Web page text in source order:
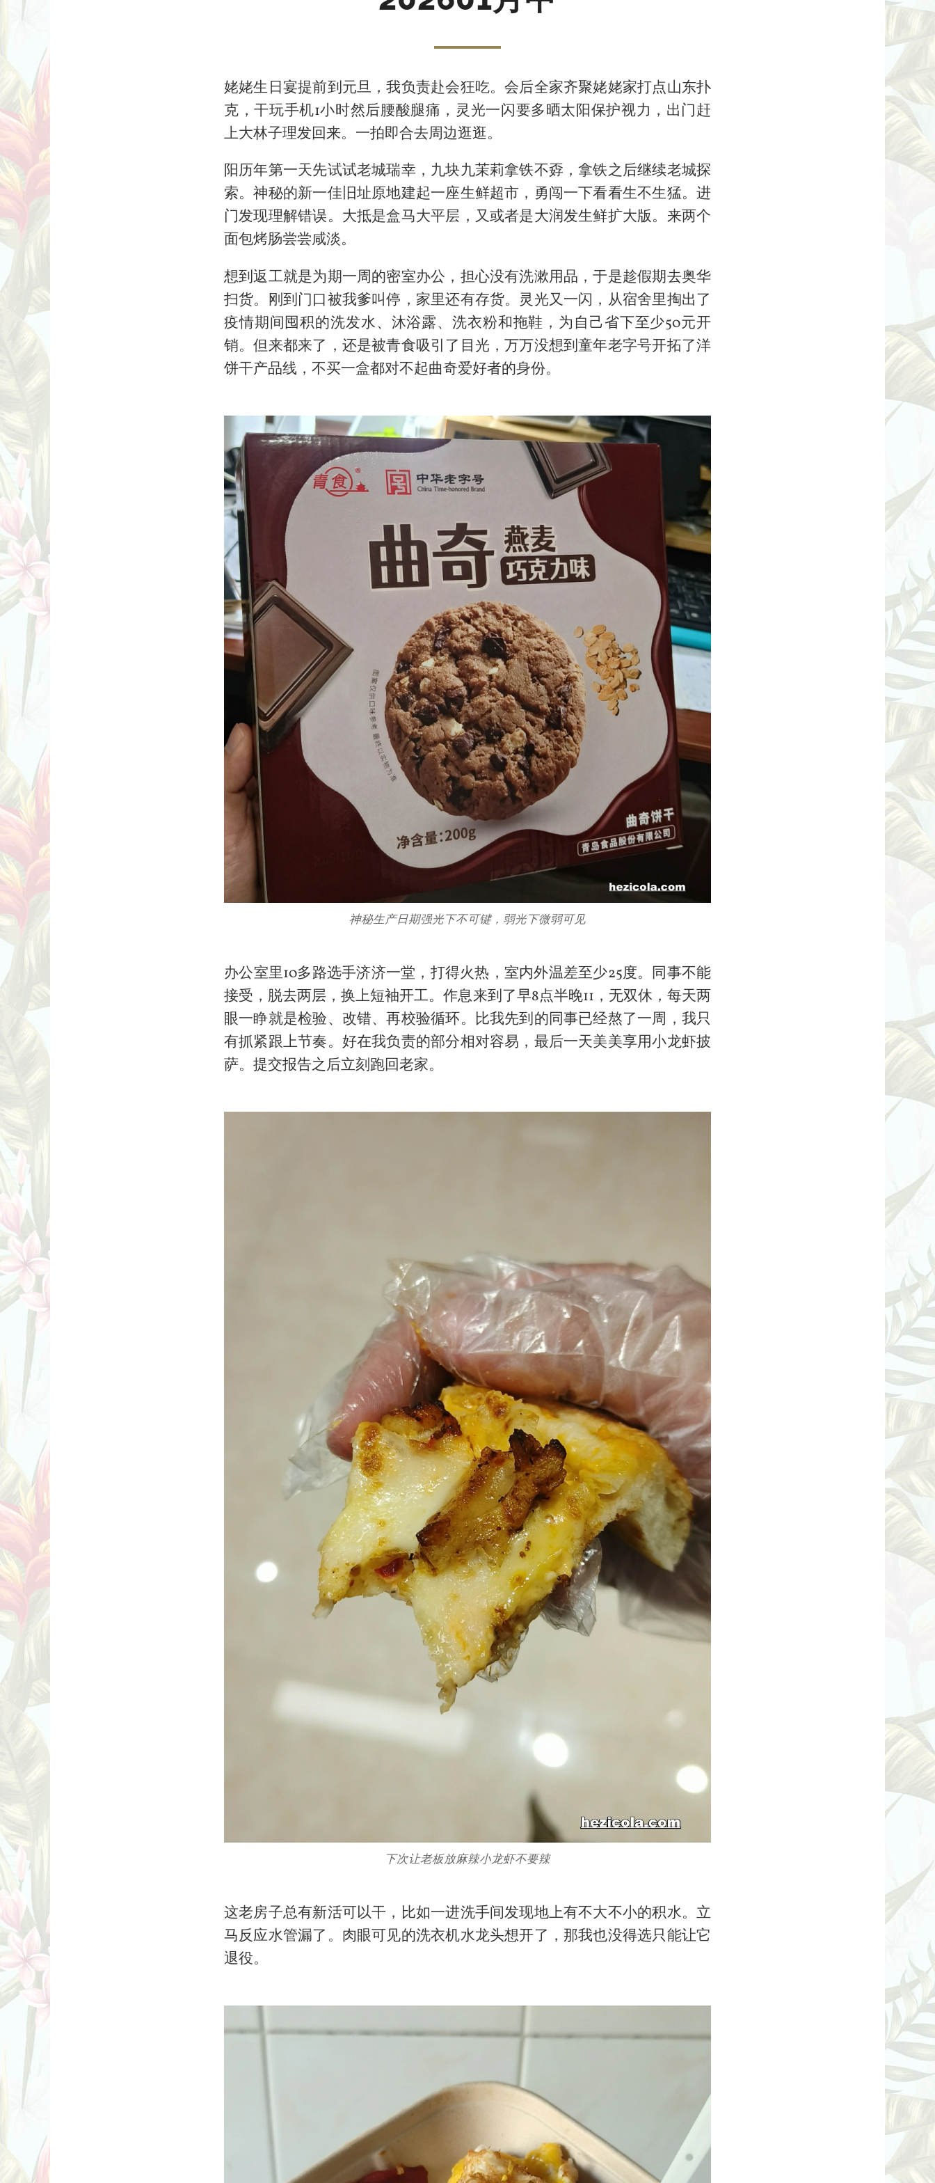
姥姥生日宴提前到元旦，我负责赴会狂吃。会后全家齐聚姥姥家打点山东扑
克，干玩手机1小时然后腰酸腿痛，灵光一闪要多晒太阳保护视力，出门赶
上大林子理发回来。一拍即合去周边逛逛。
阳历年第一天先试试老城瑞幸，九块九茉莉拿铁不孬，拿铁之后继续老城探
索。神秘的新一佳旧址原地建起一座生鲜超市，勇闯一下看看生不生猛。进
门发现理解错误。大抵是盒马大平层，又或者是大润发生鲜扩大版。来两个
面包烤肠尝尝咸淡。
想到返工就是为期一周的密室办公，担心没有洗漱用品，于是趁假期去奥华
扫货。刚到门口被我爹叫停，家里还有存货。灵光又一闪，从宿舍里掏出了
疫情期间囤积的洗发水、沐浴露、洗衣粉和拖鞋，为自己省下至少50元开
销。但来都来了，还是被青食吸引了目光，万万没想到童年老字号开拓了洋
饼干产品线，不买一盒都对不起曲奇爱好者的身份。
神秘生产日期强光下不可键，弱光下微弱可见
办公室里10多路选手济济一堂，打得火热，室内外温差至少25度。同事不能
接受，脱去两层，换上短袖开工。作息来到了早8点半晚11，无双休，每天两
眼一睁就是检验、改错、再校验循环。比我先到的同事已经熬了一周，我只
有抓紧跟上节奏。好在我负责的部分相对容易，最后一天美美享用小龙虾披
萨。提交报告之后立刻跑回老家。
下次让老板放麻辣小龙虾不要辣
这老房子总有新活可以干，比如一进洗手间发现地上有不大不小的积水。立
马反应水管漏了。肉眼可见的洗衣机水龙头想开了，那我也没得选只能让它
退役。